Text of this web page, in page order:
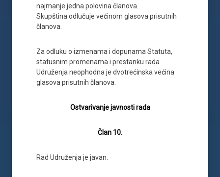
najmanje jedna polovina članova.
Skupština odlučuje većinom glasova prisutnih
članova.
Za odluku o izmenama i dopunama Statuta,
statusnim promenama i prestanku rada
Udruženja neophodna je dvotrećinska većina
glasova prisutnih članova.
Ostvarivanje javnosti rada
Član 10.
Rad Udruženja je javan.